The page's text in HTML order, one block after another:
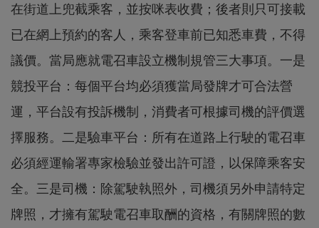
在街道上兜截乘客，並按咪表收費；後者則只可接載
已在網上預約的客人，乘客登車前已知悉車費，不得
議價。當局應就電召車設立機制規管三大事項。一是
競投平台：每個平台均必須獲當局發牌才可合法營
運，平台設有投訴機制，消費者可根據司機的評價選
擇服務。二是驗車平台：所有在道路上行駛的電召車
必須經運輸署專家檢驗並發出許可證，以保障乘客安
全。三是司機：除駕駛執照外，司機須另外申請特定
牌照，才擁有駕駛電召車取酬的資格，有關牌照的數